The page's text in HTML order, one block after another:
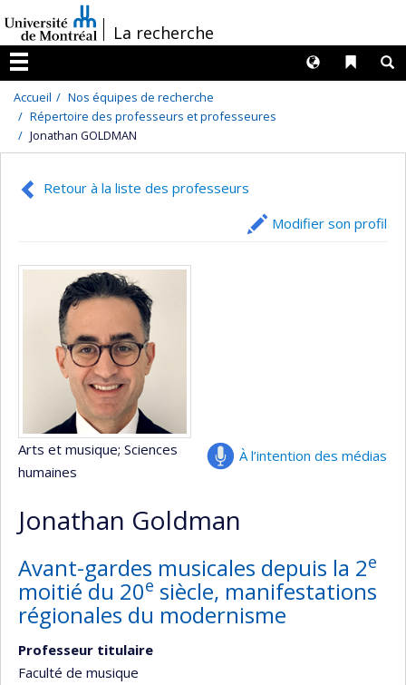
au
contenu
/La recherche
Menu
Liens
Langues
Accueil
Nos équipes de recherche
Répertoire des professeurs et professeures
Jonathan GOLDMAN
Retour à la liste des professeurs
Modifier son profil
À l’intention des médias
Arts et musique; Sciences
humaines
Jonathan Goldman
Avant-gardes musicales depuis la 2e
moitié du 20e siècle, manifestations
régionales du modernisme
Professeur titulaire
Faculté de musique